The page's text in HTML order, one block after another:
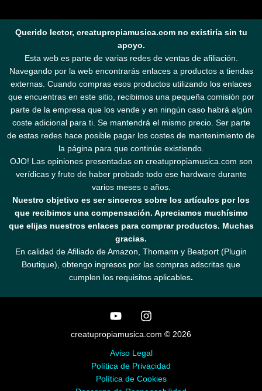
Querido lector, creatupropiamusica.com no existiría sin tu
apoyo.
Esta web es parte de varias redes de ventas de afiliación.
Navegando por la web encontrarás enlaces a productos a tiendas
externas. Cuando compras esos productos utilizando los enlaces
que encuentras en este sitio, recibimos una pequeña comisión por
parte de la empresa que los vende y en ningún caso habrá algún
coste adicional para ti. Se mantendrá el mismo precio. Ser parte
de estas redes hace posible pagar los costes de mantenimiento de
la página para que continúe existiendo.
OJO! Las opiniones presentadas en creatupropiamusica.com son
verídicas y fruto de haber probado todo ese hardware durante
varios meses o años.
Nuestro objetivo es ser sinceros sobre los artículos por los
que recibimos una compensación. Apreciamos muchísimo
que elijas nuestros enlaces para comprar productos. Muchas
gracias.
En calidad de Afiliado de Amazon, Thomann y Beatport (Plugin
Boutique), obtengo ingresos por las compras adscritas que
cumplen los requisitos aplicables.
creatupropiamusica.com © 2026
Aviso Legal
Política de Privacidad
Política de Cookies